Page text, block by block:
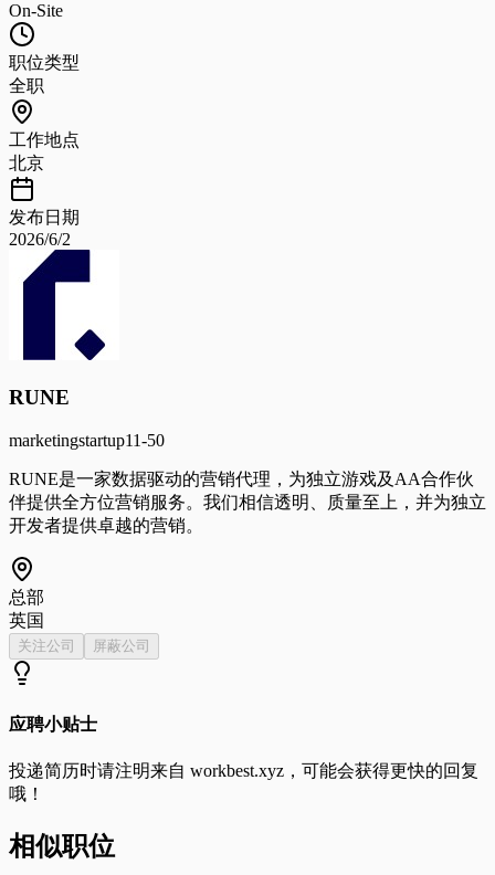
On-Site
职位类型
全职
工作地点
北京
发布日期
2026/6/2
RUNE
marketingstartup11-50
RUNE是一家数据驱动的营销代理，为独立游戏及AA合作伙
伴提供全方位营销服务。我们相信透明、质量至上，并为独立
开发者提供卓越的营销。
总部
英国
关注公司 屏蔽公司
应聘小贴士
投递简历时请注明来自 workbest.xyz ，可能会获得更快的回复
哦！
相似职位